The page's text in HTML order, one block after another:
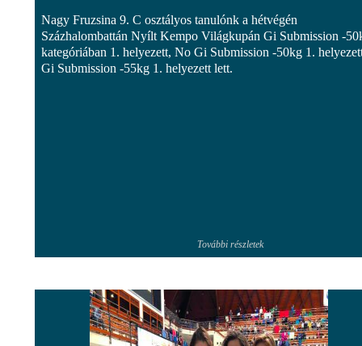
Nagy Fruzsina 9. C osztályos tanulónk a hétvégén
Százhalombattán Nyílt Kempo Világkupán Gi Submission -
kategóriában 1. helyezett, No Gi Submission -50kg 1.
Gi Submission -55kg 1. helyezett lett.
További részletek